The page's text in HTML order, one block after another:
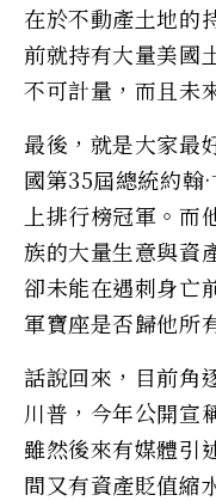
在於不動產土地的
前就持有大量美國
不可計量，而且未
最後，就是大家最
國第35屆總統約翰
上排行榜冠軍。而
族的大量生意與資
卻未能在遇刺身亡
軍寶座是否歸他所
話說回來，目前角
川普，今年公開宣
雖然後來有媒體引
間又有資產貶值縮